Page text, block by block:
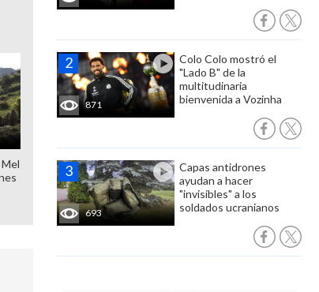
871
Colo Colo mostró el
"Lado B" de la
multitudinaria
bienvenida a Vozinha
693
Capas antidrones
ayudan a hacer
"invisibles" a los
soldados ucranianos